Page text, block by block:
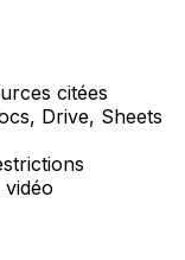
citées
Drive, Sheets